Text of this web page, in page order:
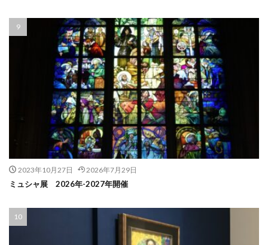
2023年10月27日 2026年7月29日
ミュシャ展 2026年-2027年開催